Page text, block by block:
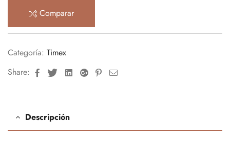
Comparar
Categoría: Timex
Share:
FacebookTwitterLinkedinGoogle+Pinterest
Email
Descripción